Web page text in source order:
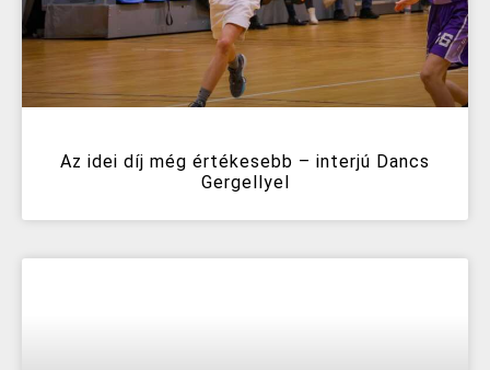
Az idei díj még értékesebb – interjú Dancs
Gergellyel